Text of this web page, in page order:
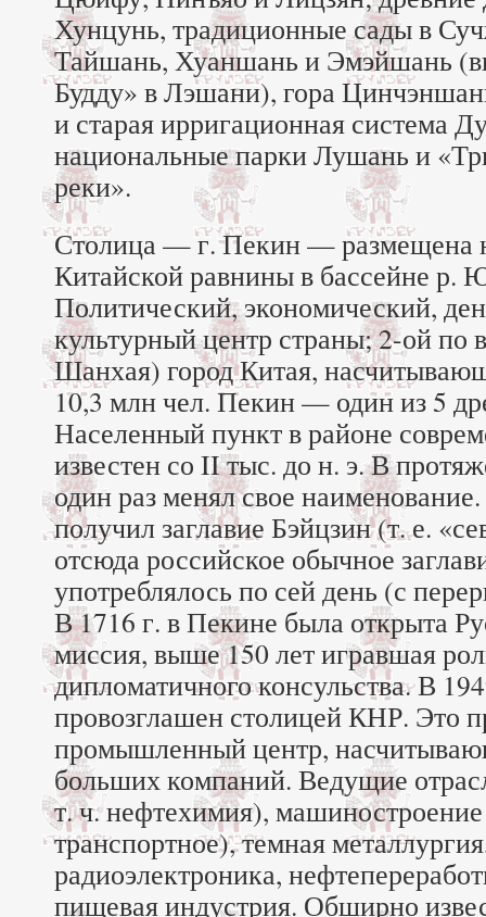
Хунцунь, традиционные сады в
Тайшань, Хуаншань и Эмэйшань
Будду» в Лэшани), гора
и старая ирригационная система
национальные парки Лушань и
реки».
Столица — г. Пекин — размещена
Китайской равнины в бассейне р.
Политический, экономический,
культурный центр страны; 2-ой по
Шанхая) город Китая,
10,3 млн чел. Пекин — один из 5
Населенный пункт в районе
известен со II тыс. до н. э. В
один раз менял свое
получил заглавие Бэйцзин (т. е.
отсюда российское обычное
употреблялось по сей день (с
В 1716 г. в Пекине была открыта
миссия, выше 150 лет игравшая
дипломатичного консульства. В
провозглашен столицей КНР. Это
промышленный центр,
больших компаний. Ведущие
т. ч. нефтехимия), машиностроение
транспортное), темная
радиоэлектроника,
пищевая индустрия. Обширно